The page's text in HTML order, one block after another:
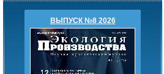
ВЫПУСК №8 2026